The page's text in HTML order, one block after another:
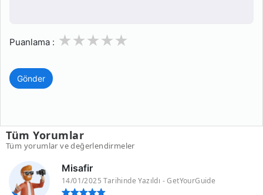
Puanlama : 3
2
1
Gönder
Tüm Yorumlar
Tüm yorumlar ve değerlendirmeler
Misafir
14/01/2025 Tarihinde Yazıldı - GetYourGuide